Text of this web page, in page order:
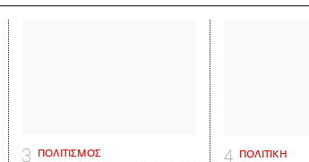
ΠΟΛΙΤΙΣΜΟΣ ΠΟΛΙΤΙΚΗ